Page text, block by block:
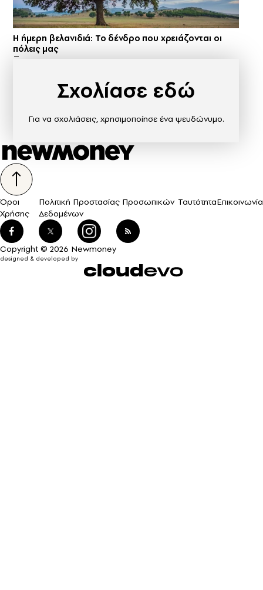
Η ήμερη βελανιδιά: Το δένδρο που χρειάζονται οι
πόλεις μας
Σχολίασε εδώ
Για να σχολιάσεις, χρησιμοποίησε ένα ψευδώνυμο.
Όροι
Χρήσης
Πολιτική Προστασίας Προσωπικών
Δεδομένων
ΤαυτότηταΕπικοινωνία
Copyright © 2026 Newmoney
designed & developed by